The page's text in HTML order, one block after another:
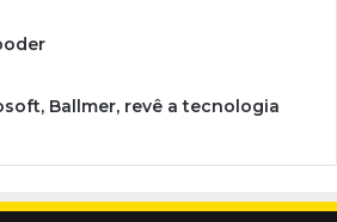
Ballmer, revê a tecnologia